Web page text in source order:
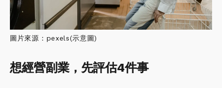
圖片來源：pexels(示意圖)
想經營副業，先評估4件事